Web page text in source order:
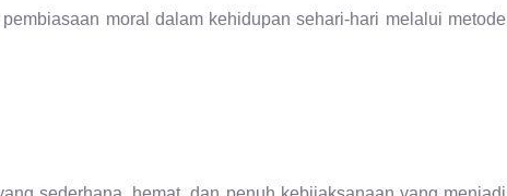
moral dalam kehidupan sehari-hari melalui metode